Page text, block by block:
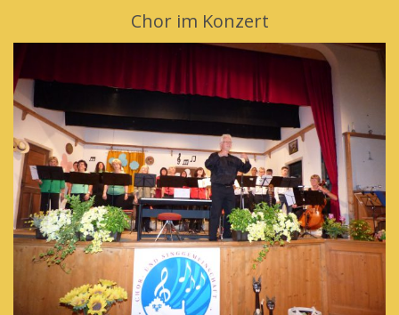
Chor im Konzert